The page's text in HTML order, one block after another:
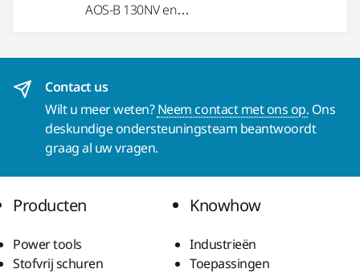
AOS-B 130NV en…
Contact us
Wilt u meer weten?Neem contact met ons op. Ons
deskundige ondersteuningsteam beantwoordt
graag al uw vragen.
Producten
Power tools
Stofvrij schuren
Knowhow
Industrieën
Toepassingen